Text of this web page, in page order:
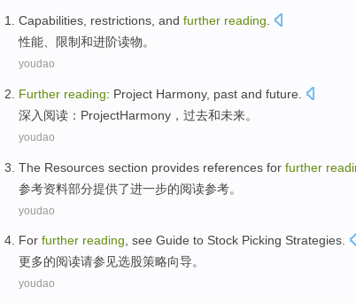
Capabilities restrictions , and further reading
性能
限制和进阶读物。
youdao
Further reading: Project Harmony, past and future
深入 阅读 ： ProjectHarmony ， 过去和未来。
youdao
The Resources section provides references for further
参考资料部分提供了进一步的阅读参考。
youdao
For further reading, see Guide to Stock Picking Strategies.
更多的阅读请参见选股策略向导。
youdao